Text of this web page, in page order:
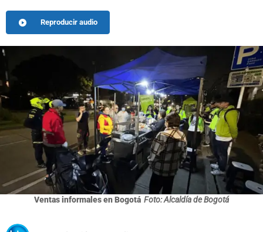
Reproducir audio
Ventas informales en Bogotá Foto: Alcaldía de Bogotá